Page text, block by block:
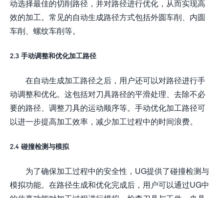
动选择最佳的切削路径，并对路径进行优化，从而实现高
效的加工。常见的自动生成路径方式包括外圆车削、内圆
车削、螺纹车削等。
2.3 手动调整和优化加工路径
在自动生成加工路径之后，用户还可以对路径进行手
动调整和优化。这包括对刀具路径的平滑处理、去除不必
要的路径、调整刀具的运动顺序等。手动优化加工路径可
以进一步提高加工效率，减少加工过程中的时间浪费。
2.4 碰撞检测与模拟
为了确保加工过程中的安全性，UG提供了碰撞检测与
模拟功能。在路径生成和优化完成后，用户可以通过UG中